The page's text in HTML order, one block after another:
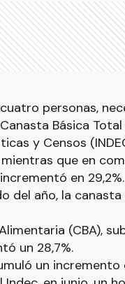
personas,
Básica
y Censos
mientras que en
en 29,2%.
del año, la
(CBA),
un 28,7%.
un incremento